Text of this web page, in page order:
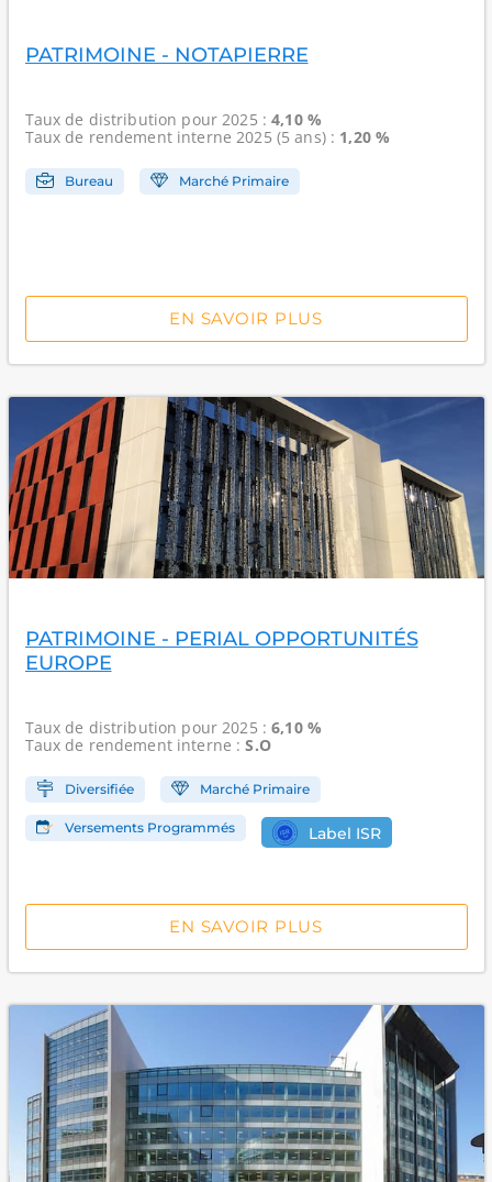
PATRIMOINE - NOTAPIERRE
Taux de distribution pour 2025 :4,10 %
Taux de rendement interne2025 (5 ans) : 1,20 %
Bureau Marché Primaire
EN SAVOIR PLUS
PATRIMOINE - PERIAL OPPORTUNITÉS
EUROPE
Taux de distribution pour 2025 :6,10 %
Taux de rendement interne :S.O
Diversifiée Marché Primaire
Versements Programmés Label ISR
EN SAVOIR PLUS